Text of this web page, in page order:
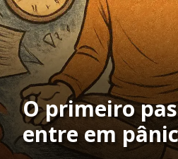
O primeiro
entre em